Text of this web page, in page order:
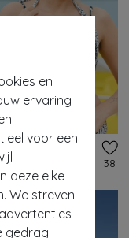
en
ervaring
voor een
deze elke
We streven
gedrag
€ 25,95
38